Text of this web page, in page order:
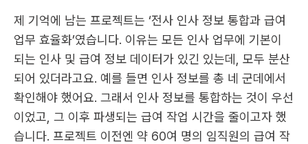
제 기억에 남는 프로젝트는 ‘전사 인사 정보 통합과 급여
업무 효율화’였습니다. 이유는 모든 인사 업무에 기본이
되는 인사 및 급여 정보 데이터가 있긴 있는데, 모두 분산
되어 있더라고요. 예를 들면 인사 정보를 총 네 군데에서
확인해야 했어요. 그래서 인사 정보를 통합하는 것이 우선
이었고, 그 이후 파생되는 급여 작업 시간을 줄이고자 했
습니다. 프로젝트 이전엔 약 60여 명의 임직원의 급여 작